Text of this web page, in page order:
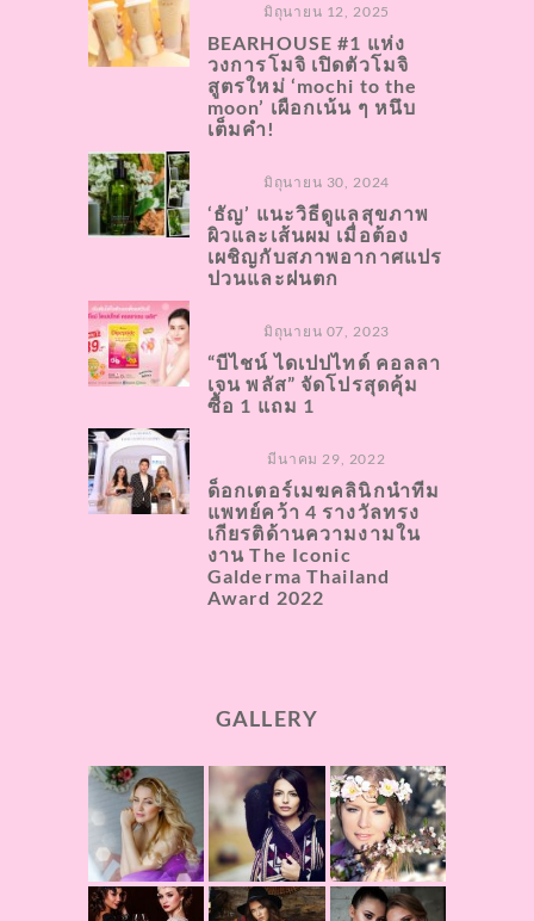
มิถุนายน 12, 2025
BEARHOUSE #1 แห่ง
วงการโมจิ เปิดตัวโมจิ
สูตรใหม่ ‘mochi to the
moon’ เผือกเน้น ๆ หนึบ
เต็มคำ!
มิถุนายน 30, 2024
‘ธัญ’ แนะวิธีดูแลสุขภาพ
ผิวและเส้นผม เมื่อต้อง
เผชิญกับสภาพอากาศแปร
ปวนและฝนตก
มิถุนายน 07, 2023
“บีไชน์ ไดเปปไทด์ คอลลา
เจน พลัส” จัดโปรสุดคุ้ม
ซื้อ 1 แถม 1
มีนาคม 29, 2022
ด็อกเตอร์เมฆคลินิกนำทีม
แพทย์คว้า 4 รางวัลทรง
เกียรติด้านความงามใน
งาน The Iconic
Galderma Thailand
Award 2022
GALLERY